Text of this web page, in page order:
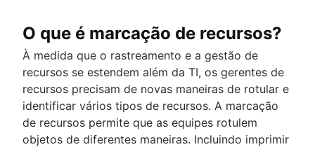
O que é marcação de recursos?
À medida que o rastreamento e a gestão de
recursos se estendem além da TI, os gerentes de
recursos precisam de novas maneiras de rotular e
identificar vários tipos de recursos. A marcação
de recursos permite que as equipes rotulem
objetos de diferentes maneiras. Incluindo imprimir